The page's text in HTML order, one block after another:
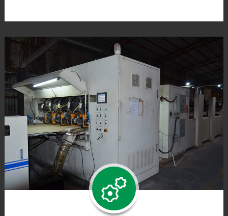
品质保障
产品结实耐用 绿色环保
瓦楞见坑纸产品主要为众多知名品牌电子、 电器产品的彩
盒包装内用纸，销往各大地区。我们拥有出色的生产工